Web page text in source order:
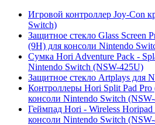
Игровой контроллер Joy-Con
Switch)
Защитное стекло Glass Screen
(9H) для консоли Nintendo
Сумка Hori Adventure Pack -
Nintendo Switch (NSW-425U)
Защитное стекло Artplays для
Контроллеры Hori Split Pad
консоли Nintendo Switch
Геймпад Hori - Wireless
консоли Nintendo Switch